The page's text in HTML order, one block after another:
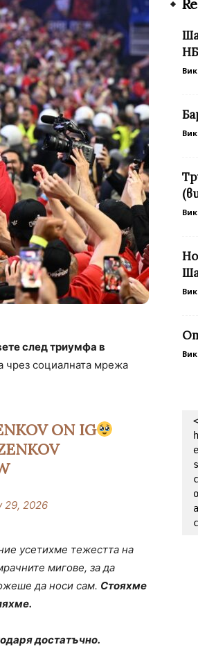
след триумфа в
чрез социалната мрежа
ON IG
29, 2026
усетихме тежестта на
мигове, за да
да носи сам. Стояхме
достатъчно.